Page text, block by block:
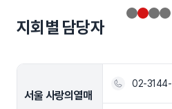
지회별 담당자
서울 사랑의열매
02-3144-